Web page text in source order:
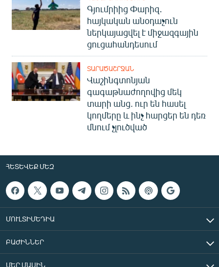
Գյումրիից Փարիզ․
հայկական անօդաչուն
ներկայացվել է միջազգային
ցուցահանդեսում
ՏԱՐԱԾԱՇՐՋԱՆ
Վաշինգտոնյան
գագաթնաժողովից մեկ
տարի անց. ուր են հասել
կողմերը և ինչ հարցեր են դեռ
մնում չլուծված
ՀԵՏԵՎԵՔ ՄԵԶ
ՄՈՒԼՏԻՄԵԴԻԱ
ԲԱԺԻՆՆԵՐ
ՄԵՐ ՄԱՍԻՆ